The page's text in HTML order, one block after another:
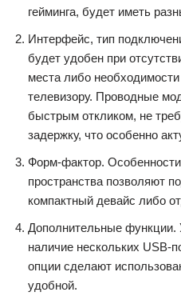
гейминга, будет иметь
Интерфейс, тип
будет удобен при
места либо
телевизору. Проводные
быстрым откликом, не
задержку, что особенно
Форм-фактор. Особенности
пространства позволяют
компактный девайс либо
Дополнительные функции.
наличие нескольких USB-
опции сделают
удобной.